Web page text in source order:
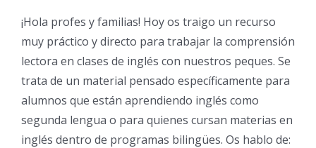
¡Hola profes y familias! Hoy os traigo un recurso
muy práctico y directo para trabajar la comprensión
lectora en clases de inglés con nuestros peques. Se
trata de un material pensado específicamente para
alumnos que están aprendiendo inglés como
segunda lengua o para quienes cursan materias en
inglés dentro de programas bilingües. Os hablo de: